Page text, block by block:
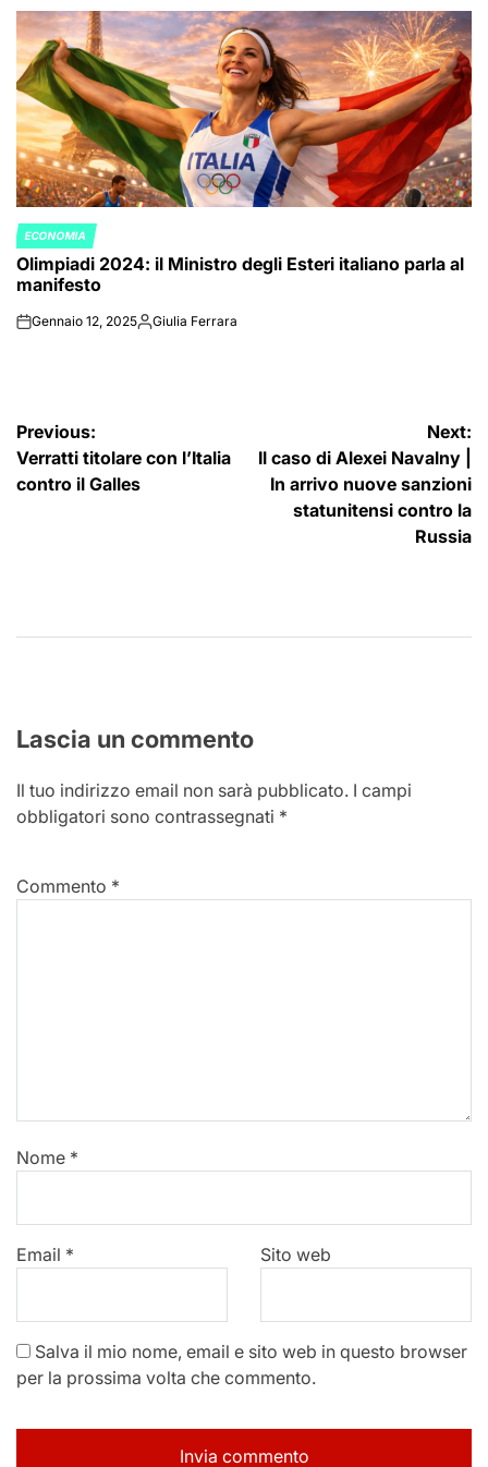
POSTED
IN
ECONOMIA
Olimpiadi 2024: il Ministro degli Esteri italiano parla al
manifesto
onGennaio 12, 2025Posted
Giulia Ferrara
Navigazione
articoli
Previous:
Verratti titolare con l’Italia
contro il Galles
Next:
Il caso di Alexei Navalny |
In arrivo nuove sanzioni
statunitensi contro la
Russia
Lascia un commento
Il tuo indirizzo email non sarà pubblicato. I campi
obbligatori sono contrassegnati *
Commento *
Nome *
Email * Sito web
Salva il mio nome, email e sito web in questo browser
per la prossima volta che commento.